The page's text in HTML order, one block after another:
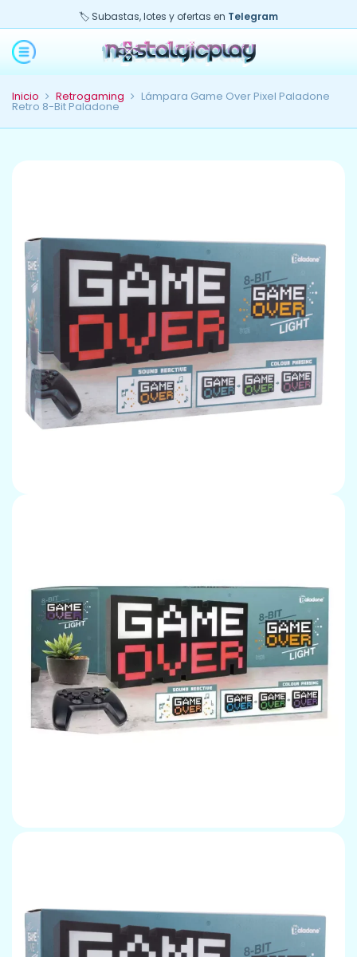
🏷️ Subastas, lotes y ofertas en Telegram
Inicio Retrogaming Lámpara Game Over Pixel Paladone
Retro 8-Bit Paladone